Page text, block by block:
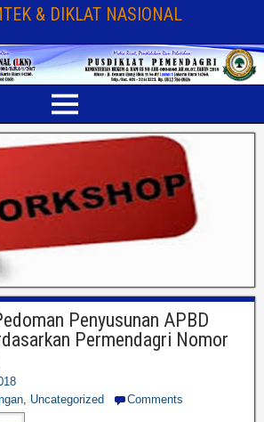
& DIKLAT NASIONAL
Penyusunan APBD
Permendagri Nomor
, Uncategorized Comments